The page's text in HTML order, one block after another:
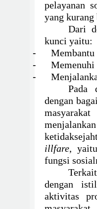
pelayanan
yang kurang
Dari
kunci yaitu:
-
-
Memenuhi
-
Pada
dengan
illfare,
fungsi
dengan
aktivitas